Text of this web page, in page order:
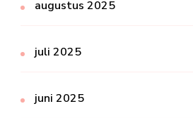
augustus 2025
juli 2025
juni 2025